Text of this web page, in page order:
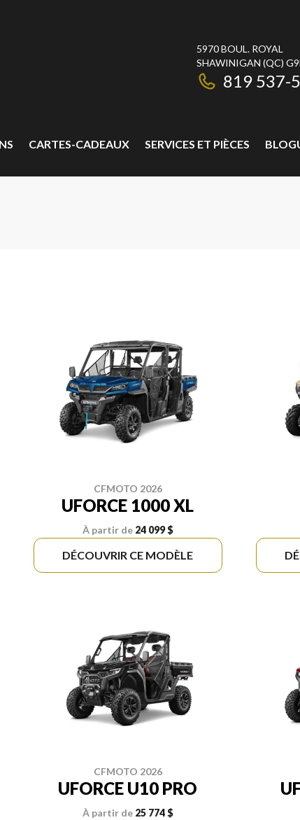
5970 BOUL. ROYAL
SHAWINIGAN (QC)
819 537-
CARTES-CADEAUX SERVICES ET PIÈCES
CFMOTO 2026
UFORCE 1000 XL
À partir de 24 099 $
DÉCOUVRIR CE MODÈLE
CFMOTO 2026
UFORCE U10 PRO
À partir de 25 774 $